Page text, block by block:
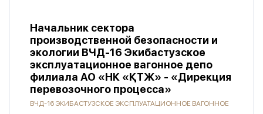
Начальник сектора
производственной безопасности и
экологии ВЧД-16 Экибастузское
эксплуатационное вагонное депо
филиала АО «НК «ҚТЖ» - «Дирекция
перевозочного процесса»
ВЧД-16 ЭКИБАСТУЗСКОЕ ЭКСПЛУАТАЦИОННОЕ ВАГОННОЕ